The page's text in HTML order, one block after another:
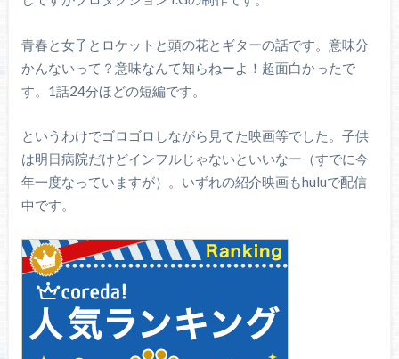
青春と女子とロケットと頭の花とギターの話です。意味分
かんないって？意味なんて知らねーよ！超面白かったで
す。1話24分ほどの短編です。
というわけでゴロゴロしながら見てた映画等でした。子供
は明日病院だけどインフルじゃないといいなー（すでに今
年一度なっていますが）。いずれの紹介映画もhuluで配信
中です。